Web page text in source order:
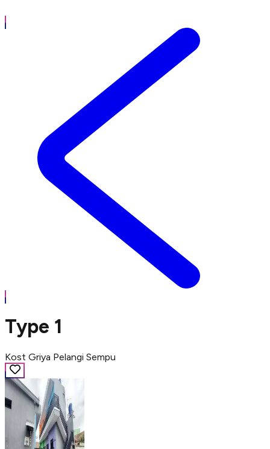
Type 1
Kost Griya Pelangi Sempu